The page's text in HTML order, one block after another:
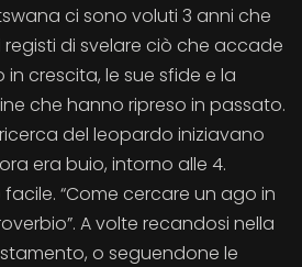
ci sono voluti 3 anni che
di svelare ciò che accade
crescita, le sue sfide e la
che hanno ripreso in passato.
del leopardo iniziavano
era buio, intorno alle 4.
“Come cercare un ago in
A volte recandosi nella
o seguendone le